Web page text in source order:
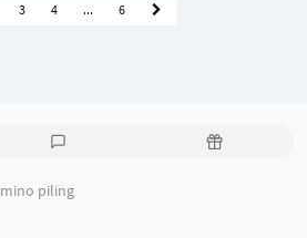
3 4 ... 6
e
R
piling